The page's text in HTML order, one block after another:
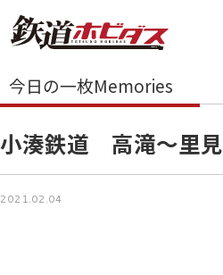
今日の一枚Memories
小湊鉄道 高滝～里見
2021.02.04